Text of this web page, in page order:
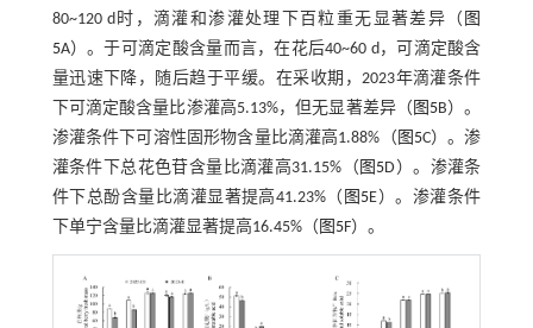
80~120 d时，滴灌和渗灌处理下百粒重无显著差异（ 图
5A）。于可滴定酸含量而言，在花后40~60 d，可滴定酸含
量迅速下降，随后趋于平缓。在采收期，2023年滴灌条件
下可滴定酸含量比渗灌高5.13%，但无显著差异（ 图5B）。
渗灌条件下可溶性固形物含量比滴灌高1.88%（ 图5C）。渗
灌条件下总花色苷含量比滴灌高31.15%（ 图5D）。渗灌条
件下总酚含量比滴灌显著提高41.23%（ 图5E）。渗灌条件
下单宁含量比滴灌显著提高16.45%（ 图5F）。